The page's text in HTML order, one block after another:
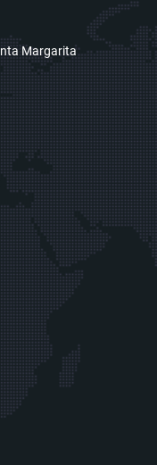
Margarita